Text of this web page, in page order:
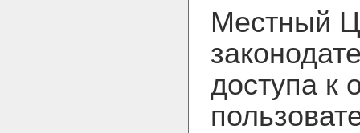
Местный
доступа к